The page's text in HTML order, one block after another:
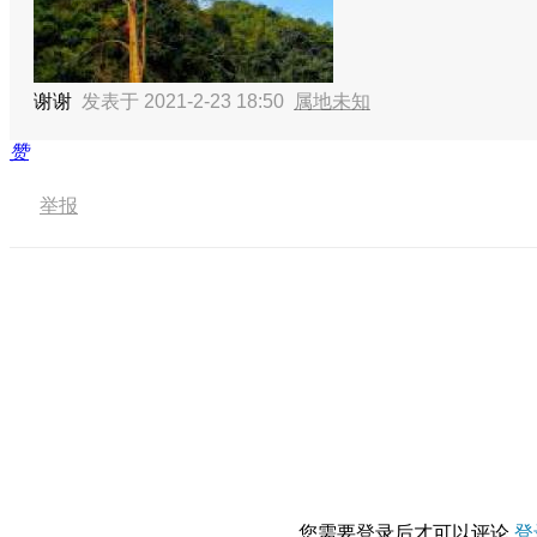
谢谢 发表于 2021-2-23 18:50 属地未知
赞
举报
您需要登录后才可以评论 登